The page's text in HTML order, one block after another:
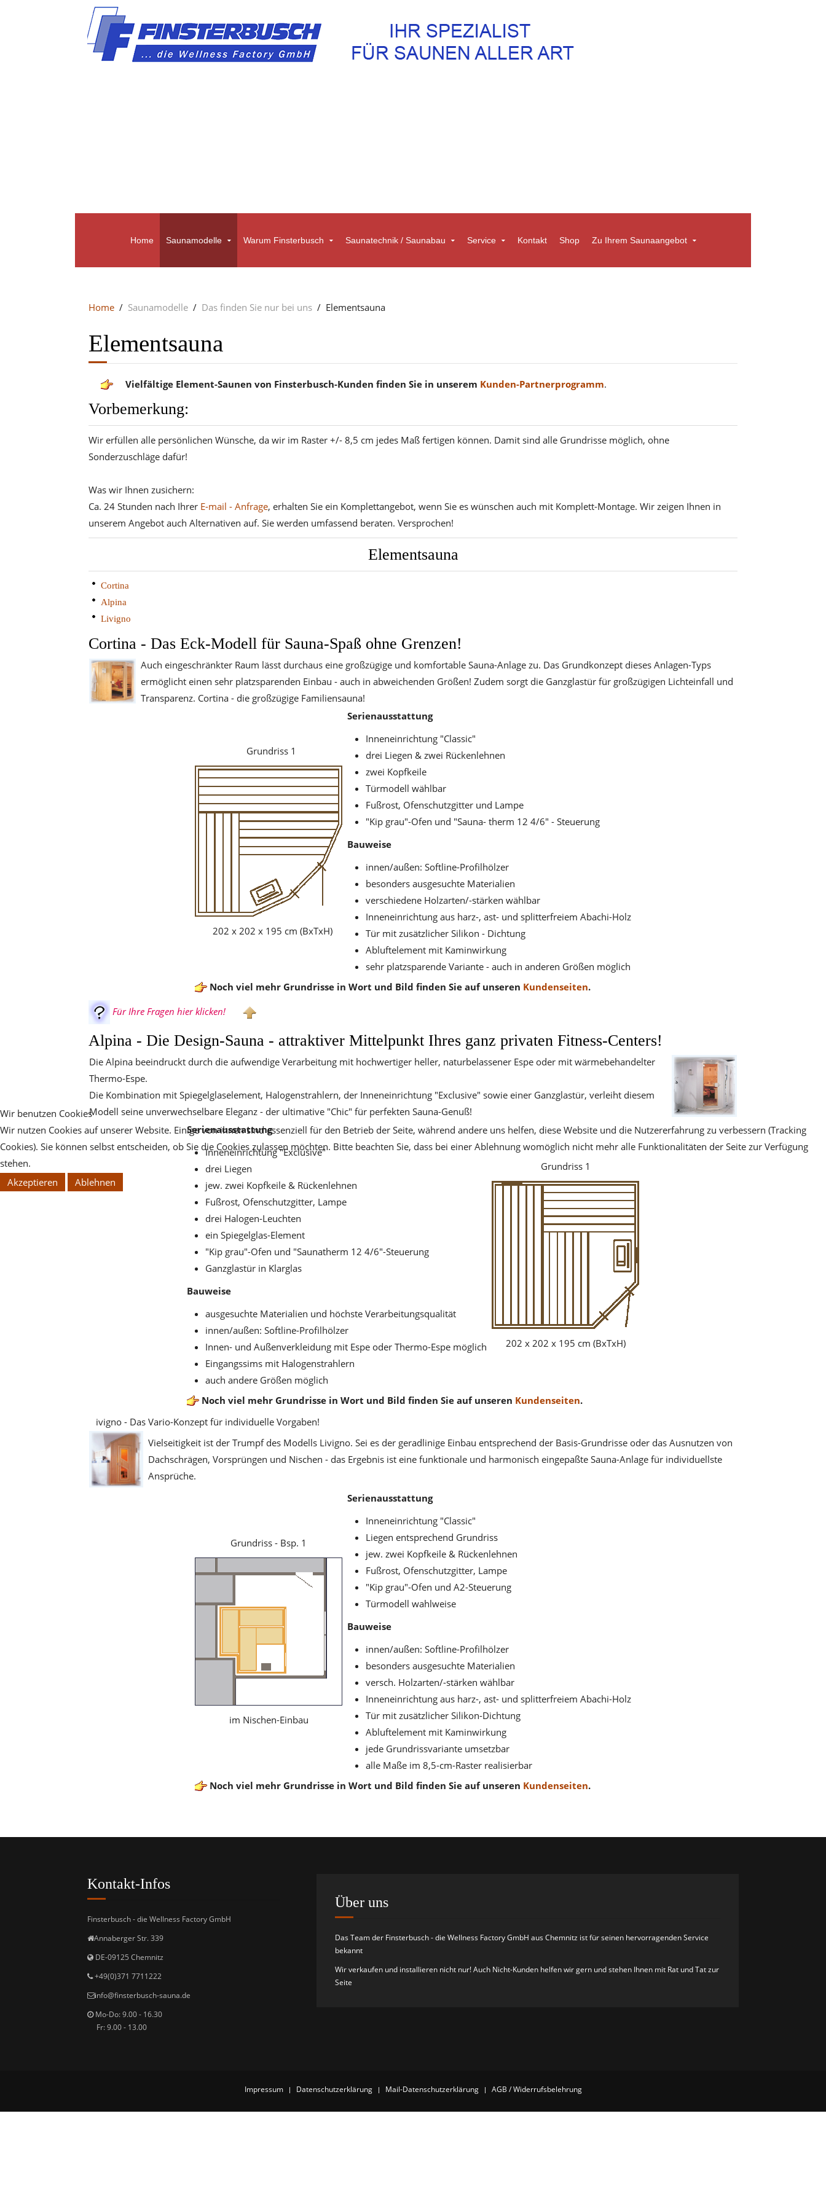
Home Saunamodelle Warum Finsterbusch Saunatechnik / Saunabau Service Kontakt Shop Zu Ihrem Saunaangebot
Home Saunamodelle Das finden Sie nur bei uns Elementsauna
Elementsauna
Vielfältige Element-Saunen von Finsterbusch-Kunden finden Sie in unserem Kunden-Partnerprogramm.
Vorbemerkung:
Wir erfüllen alle persönlichen Wünsche, da wir im Raster +/- 8,5 cm jedes Maß fertigen können. Damit sind alle Grundrisse möglich, ohne
Sonderzuschläge dafür!
Was wir Ihnen zusichern:
Ca. 24 Stunden nach Ihrer E-mail - Anfrage, erhalten Sie ein Komplettangebot, wenn Sie es wünschen auch mit Komplett-Montage. Wir zeigen Ihnen in
unserem Angebot auch Alternativen auf. Sie werden umfassend beraten. Versprochen!
Elementsauna
Cortina
Alpina
Livigno
Cortina - Das Eck-Modell für Sauna-Spaß ohne Grenzen!
Auch eingeschränkter Raum lässt durchaus eine großzügige und komfortable Sauna-Anlage zu. Das Grundkonzept dieses Anlagen-Typs
ermöglicht einen sehr platzsparenden Einbau - auch in abweichenden Größen! Zudem sorgt die Ganzglastür für großzügigen Lichteinfall und
Transparenz. Cortina - die großzügige Familiensauna!
Grundriss 1
202 x 202 x 195 cm (BxTxH)
Serienausstattung
Inneneinrichtung "Classic"
drei Liegen & zwei Rückenlehnen
zwei Kopfkeile
Türmodell wählbar
Fußrost, Ofenschutzgitter und Lampe
"Kip grau"-Ofen und "Sauna- therm 12 4/6" - Steuerung
Bauweise
innen/außen: Softline-Profilhölzer
besonders ausgesuchte Materialien
verschiedene Holzarten/-stärken wählbar
Inneneinrichtung aus harz-, ast- und splitterfreiem Abachi-Holz
Tür mit zusätzlicher Silikon - Dichtung
Abluftelement mit Kaminwirkung
sehr platzsparende Variante - auch in anderen Größen möglich
Noch viel mehr Grundrisse in Wort und Bild finden Sie auf unseren Kundenseiten.
Für Ihre Fragen hier klicken!
Alpina - Die Design-Sauna - attraktiver Mittelpunkt Ihres ganz privaten Fitness-Centers!
Die Alpina beeindruckt durch die aufwendige Verarbeitung mit hochwertiger heller, naturbelassener Espe oder mit wärmebehandelter
Thermo-Espe.
Die Kombination mit Spiegelglaselement, Halogenstrahlern, der Inneneinrichtung "Exclusive" sowie einer Ganzglastür, verleiht diesem
Modell seine unverwechselbare Eleganz - der ultimative "Chic" für perfekten Sauna-Genuß!
Serienausstattung
Inneneinrichtung "Exclusive"
drei Liegen
jew. zwei Kopfkeile & Rückenlehnen
Fußrost, Ofenschutzgitter, Lampe
drei Halogen-Leuchten
ein Spiegelglas-Element
"Kip grau"-Ofen und "Saunatherm 12 4/6"-Steuerung
Ganzglastür in Klarglas
Bauweise
ausgesuchte Materialien und höchste Verarbeitungsqualität
innen/außen: Softline-Profilhölzer
Innen- und Außenverkleidung mit Espe oder Thermo-Espe möglich
Eingangssims mit Halogenstrahlern
auch andere Größen möglich
Grundriss 1
202 x 202 x 195 cm (BxTxH)
Noch viel mehr Grundrisse in Wort und Bild finden Sie auf unseren Kundenseiten.
ivigno - Das Vario-Konzept für individuelle Vorgaben!
Vielseitigkeit ist der Trumpf des Modells Livigno. Sei es der geradlinige Einbau entsprechend der Basis-Grundrisse oder das Ausnutzen von
Dachschrägen, Vorsprüngen und Nischen - das Ergebnis ist eine funktionale und harmonisch eingepaßte Sauna-Anlage für individuellste
Ansprüche.
Grundriss - Bsp. 1
im Nischen-Einbau
Serienausstattung
Inneneinrichtung "Classic"
Liegen entsprechend Grundriss
jew. zwei Kopfkeile & Rückenlehnen
Fußrost, Ofenschutzgitter, Lampe
"Kip grau"-Ofen und A2-Steuerung
Türmodell wahlweise
Bauweise
innen/außen: Softline-Profilhölzer
besonders ausgesuchte Materialien
versch. Holzarten/-stärken wählbar
Inneneinrichtung aus harz-, ast- und splitterfreiem Abachi-Holz
Tür mit zusätzlicher Silikon-Dichtung
Abluftelement mit Kaminwirkung
jede Grundrissvariante umsetzbar
alle Maße im 8,5-cm-Raster realisierbar
Noch viel mehr Grundrisse in Wort und Bild finden Sie auf unseren Kundenseiten.
Kontakt-Infos
Finsterbusch - die Wellness Factory GmbH
Annaberger Str. 339
DE-09125 Chemnitz
+49(0)371 7711222
info@finsterbusch-sauna.de
Mo-Do: 9.00 - 16.30
Fr: 9.00 - 13.00
Über uns
Das Team der Finsterbusch - die Wellness Factory GmbH aus Chemnitz ist für seinen hervorragenden Service
bekannt
Wir verkaufen und installieren nicht nur! Auch Nicht-Kunden helfen wir gern und stehen Ihnen mit Rat und Tat zur
Seite
Impressum Datenschutzerklärung Mail-Datenschutzerklärung AGB / Widerrufsbelehrung
Wir benutzen Cookies
Wir nutzen Cookies auf unserer Website. Einige von ihnen sind essenziell für den Betrieb der Seite, während andere uns helfen, diese Website und die Nutzererfahrung zu verbessern (Tracking
Cookies). Sie können selbst entscheiden, ob Sie die Cookies zulassen möchten. Bitte beachten Sie, dass bei einer Ablehnung womöglich nicht mehr alle Funktionalitäten der Seite zur Verfügung
stehen.
Akzeptieren
Ablehnen